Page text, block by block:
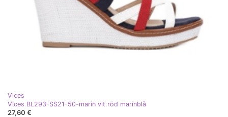
Vices
Vices BL293-SS21-50-marin vit röd marinblå
27,60 €